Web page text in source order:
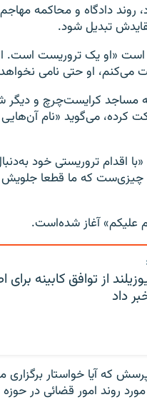
روند دادگاه و محاکمه
تبدیل شود.
گفته است «او یک تروریست
او حتی نامی
مساجد کرایست‌چرچ و دیگر
کرده، می‌گوید «نام آن‌هایی
اقدام تروریستی خود
چیزی‌ست که ما قطعا جلویش
علیکم» آغاز شده‌است.
از توافق کابینه برای
داد
که آیا خواستار برگزاری
روند امور قضائی در حوزه